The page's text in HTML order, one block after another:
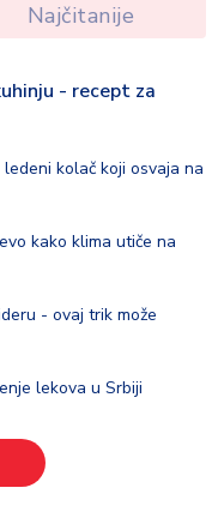
Najčitanije
- recept za
kolač koji osvaja na
kako klima utiče na
- ovaj trik može
lekova u Srbiji